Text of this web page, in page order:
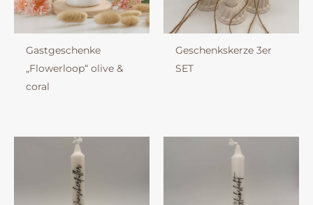
Gastgeschenke
„Flowerloop“ olive &
coral
Geschenkskerze 3er
SET